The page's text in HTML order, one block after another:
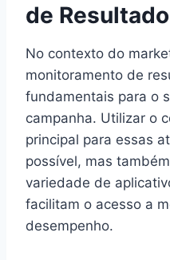
de
No contexto do
monitoramento de
fundamentais para o
campanha. Utilizar o
principal para essas
possível, mas
variedade de
facilitam o acesso a
desempenho.